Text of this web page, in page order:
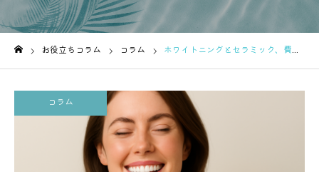
お役立ちコラム コラム ホワイトニングとセラミック、費用・効果・リスクを総まとめ！
コラム